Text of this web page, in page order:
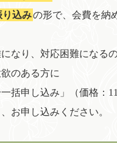
り込みの形で、会費を納
なり、対応困難になるの
のある方に
括申し込み」（価格：
お申し込みください。